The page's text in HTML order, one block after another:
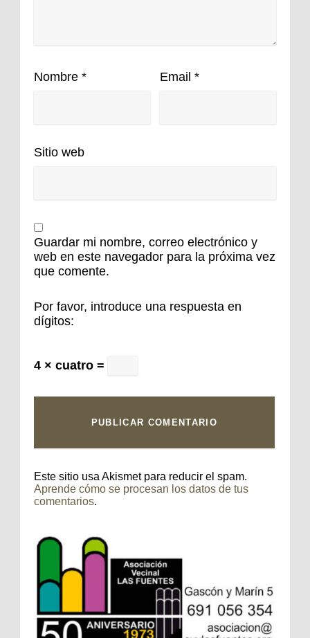
Nombre * Email *
Sitio web
Guardar mi nombre, correo electrónico y
web en este navegador para la próxima vez
que comente.
Por favor, introduce una respuesta en
dígitos:
4 × cuatro =
Este sitio usa Akismet para reducir el spam.
Aprende cómo se procesan los datos de tus
comentarios.